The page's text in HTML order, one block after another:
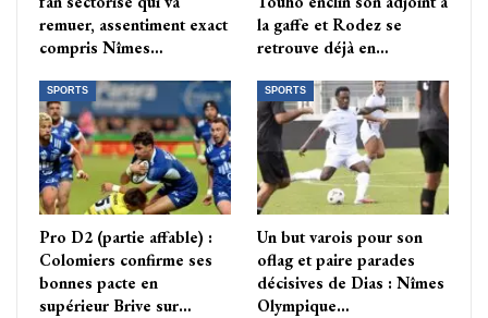
remuer, assentiment exact
compris Nîmes…
la gaffe et Rodez se
retrouve déjà en…
SPORTS
Pro D2 (partie affable) :
Colomiers confirme ses
bonnes pacte en
supérieur Brive sur…
SPORTS
Un but varois pour son
oflag et paire parades
décisives de Dias : Nîmes
Olympique…